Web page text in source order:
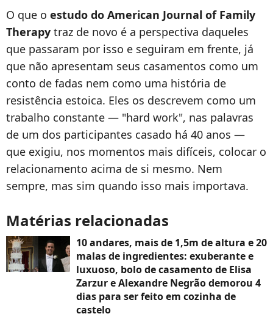
O que o estudo do American Journal of Family
Therapy traz de novo é a perspectiva daqueles
que passaram por isso e seguiram em frente, já
que não apresentam seus casamentos como um
conto de fadas nem como uma história de
resistência estoica. Eles os descrevem como um
trabalho constante — "hard work", nas palavras
de um dos participantes casado há 40 anos —
que exigiu, nos momentos mais difíceis, colocar o
relacionamento acima de si mesmo. Nem
sempre, mas sim quando isso mais importava.
Matérias relacionadas
10 andares, mais de 1,5m de altura e 20
malas de ingredientes: exuberante e
luxuoso, bolo de casamento de Elisa
Zarzur e Alexandre Negrão demorou 4
dias para ser feito em cozinha de
castelo